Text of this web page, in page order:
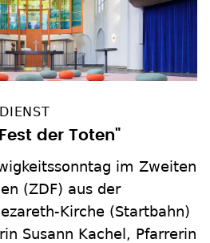
der Toten"
im Zweiten
(ZDF) aus der
Kirche (Startbahn)
Susann Kachel, Pfarrerin